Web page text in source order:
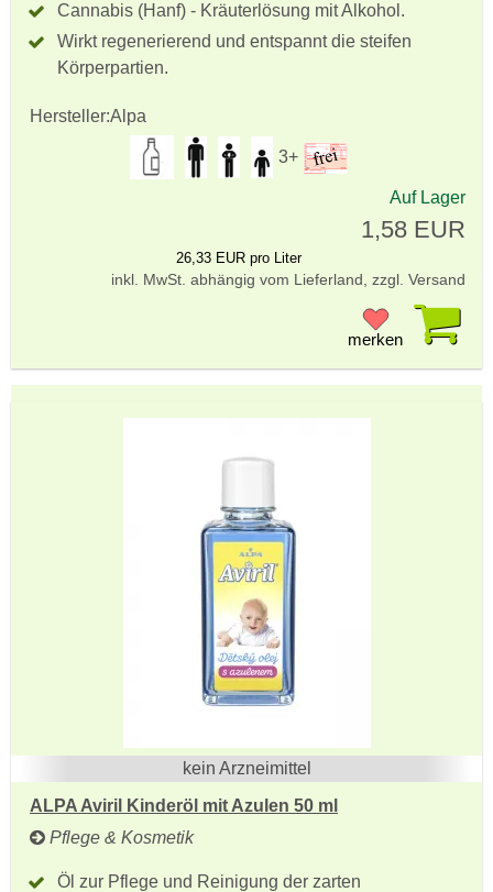
Cannabis (Hanf) - Kräuterlösung mit Alkohol.
Wirkt regenerierend und entspannt die steifen
Körperpartien.
Hersteller:Alpa
3+
Auf Lager
1,58 EUR
26,33 EUR pro Liter
inkl. MwSt. abhängig vom Lieferland, zzgl. Versand
merken
kein Arzneimittel
ALPA Aviril Kinderöl mit Azulen 50 ml
Pflege & Kosmetik
Öl zur Pflege und Reinigung der zarten